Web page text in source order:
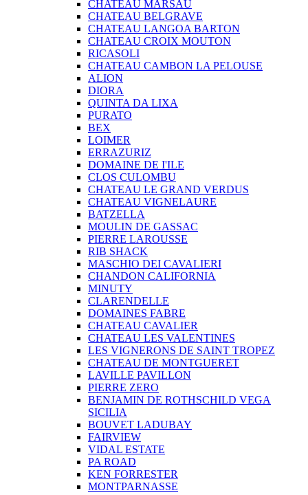
CHATEAU MARSAU
CHATEAU BELGRAVE
CHATEAU LANGOA BARTON
CHATEAU CROIX MOUTON
RICASOLI
CHATEAU CAMBON LA PELOUSE
ALION
DIORA
QUINTA DA LIXA
PURATO
BEX
LOIMER
ERRAZURIZ
DOMAINE DE I'ILE
CLOS CULOMBU
CHATEAU LE GRAND VERDUS
CHATEAU VIGNELAURE
BATZELLA
MOULIN DE GASSAC
PIERRE LAROUSSE
RIB SHACK
MASCHIO DEI CAVALIERI
CHANDON CALIFORNIA
MINUTY
CLARENDELLE
DOMAINES FABRE
CHATEAU CAVALIER
CHATEAU LES VALENTINES
LES VIGNERONS DE SAINT TROPEZ
CHATEAU DE MONTGUERET
LAVILLE PAVILLON
PIERRE ZERO
BENJAMIN DE ROTHSCHILD VEGA
SICILIA
BOUVET LADUBAY
FAIRVIEW
VIDAL ESTATE
PA ROAD
KEN FORRESTER
MONTPARNASSE